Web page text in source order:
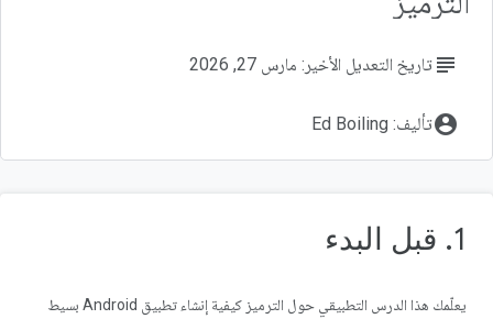
subject تاريخ التعديل الأخير: مارس 27, 2026
account_circleتأليف: Ed Boiling
1. قبل البدء
يعلّمك هذا الدرس التطبيقي حول الترميز كيفية إنشاء تطبيق Android بسيط